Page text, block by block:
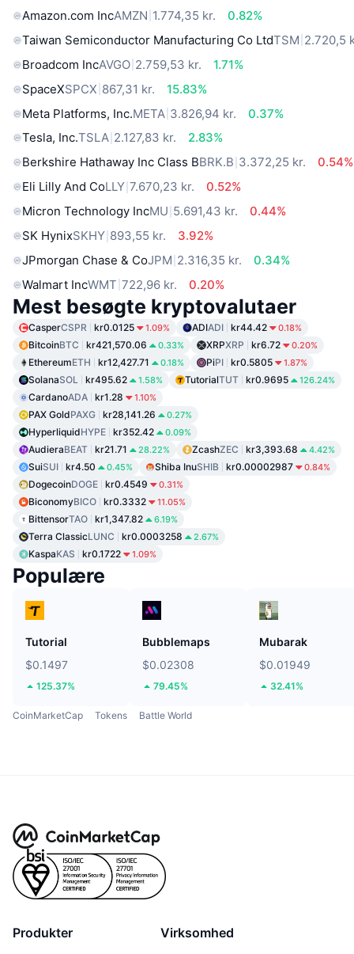
Amazon.com IncAMZN 1.774,35 kr.
0.82%
Taiwan Semiconductor Manufacturing Co LtdTSM 2.720,5
Broadcom IncAVGO 2.759,53 kr.
1.71%
SpaceXSPCX 867,31 kr.
15.83%
Meta Platforms, Inc.META 3.826,94 kr.
0.37%
Tesla, Inc.TSLA 2.127,83 kr.
2.83%
Berkshire Hathaway Inc Class BBRK.B 3.372,25 kr.
0.54%
Eli Lilly And CoLLY 7.670,23 kr.
0.52%
Micron Technology IncMU 5.691,43 kr.
0.44%
SK HynixSKHY 893,55 kr.
3.92%
JPmorgan Chase & CoJPM 2.316,35 kr.
0.34%
Walmart IncWMT 722,96 kr. 0.20%
Mest besøgte kryptovalutaer
CasperCSPR kr0.0125 1.09% ADIADI kr44.42 0.18%
BitcoinBTC kr421,570.06 0.33% XRPXRP kr6.72 0.20%
EthereumETH kr12,427.71 0.18% PiPI kr0.5805 1.87%
SolanaSOL kr495.62 1.58% TutorialTUT kr0.9695 126.24%
CardanoADA kr1.28 1.10%
PAX GoldPAXG kr28,141.26 0.27%
HyperliquidHYPE kr352.42 0.09%
AudieraBEAT kr21.71 28.22% ZcashZEC kr3,393.68 4.42%
SuiSUI kr4.50 0.45% Shiba InuSHIB kr0.00002987 0.84%
DogecoinDOGE kr0.4549 0.31%
BiconomyBICO kr0.3332 11.05%
BittensorTAO kr1,347.82 6.19%
Terra ClassicLUNC kr0.0003258 2.67%
KaspaKAS kr0.1722 1.09%
Populære
Tutorial
$0.1497
125.37%
Bubblemaps
$0.02308
79.45%
Mubarak
$0.01949
32.41%
CoinMarketCap Tokens Battle World
Produkter Virksomhed